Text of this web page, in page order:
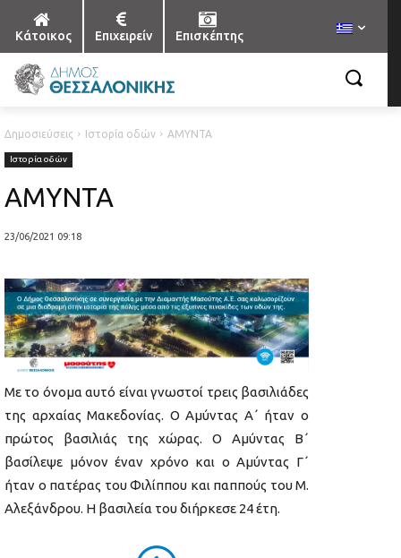
Κάτοικος Επιχειρείν Επισκέπτης
Δημοσιεύσεις Ιστορία οδών ΑΜΥΝΤΑ
Ιστορία οδών
ΑΜΥΝΤΑ
23/06/2021 09:18
Με το όνομα αυτό είναι γνωστοί τρεις βασιλιάδες
της αρχαίας Μακεδονίας. Ο Αμύντας Α΄ ήταν ο
πρώτος βασιλιάς της χώρας. Ο Αμύντας Β΄
βασίλεψε μόνον έναν χρόνο και ο Αμύντας Γ΄
ήταν ο πατέρας του Φιλίππου και παππούς του Μ.
Αλεξάνδρου. Η βασιλεία του διήρκεσε 24 έτη.